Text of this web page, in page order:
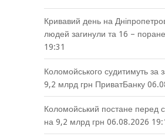
Кривавий день на
людей загинули та 16 –
19:31
Коломойського судитимуть за
9,2 млрд грн ПриватБанку
Коломойський постане перед
на 9,2 млрд грн 06.08.2026